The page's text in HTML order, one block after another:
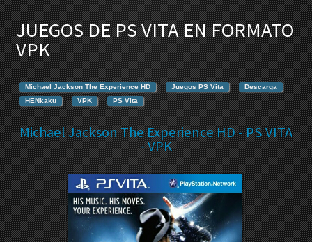
JUEGOS DE PS VITA EN FORMATO
VPK
Michael Jackson The Experience HD Juegos PS Vita
Descarga
HENkaku
VPK PS Vita
Michael Jackson The Experience HD - PS VITA
- VPK